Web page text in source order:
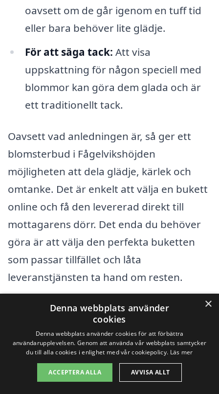
oavsett om de går igenom en tuff tid
eller bara behöver lite glädje.
För att säga tack: Att visa
uppskattning för någon speciell med
blommor kan göra dem glada och är
ett traditionellt tack.
Oavsett vad anledningen är, så ger ett
blomsterbud i Fågelvikshöjden
möjligheten att dela glädje, kärlek och
omtanke. Det är enkelt att välja en bukett
online och få den levererad direkt till
mottagarens dörr. Det enda du behöver
göra är att välja den perfekta buketten
som passar tillfället och låta
leveranstjänsten ta hand om resten.
När du väljer att skicka blommor genom
en lokal floristh, stöder du inte bara den
lokala ekonomin utan får också tillgång till
de finaste blommorna i området. Dessa
företag är experter på att skapa vackra
×
Denna webbplats använder
cookies
Denna webbplats använder cookies för att förbättra
användarupplevelsen. Genom att använda vår webbplats samtycker
du till alla cookies i enlighet med vår cookiepolicy. Läs mer
ACCEPTERA ALLA AVVISA ALLT